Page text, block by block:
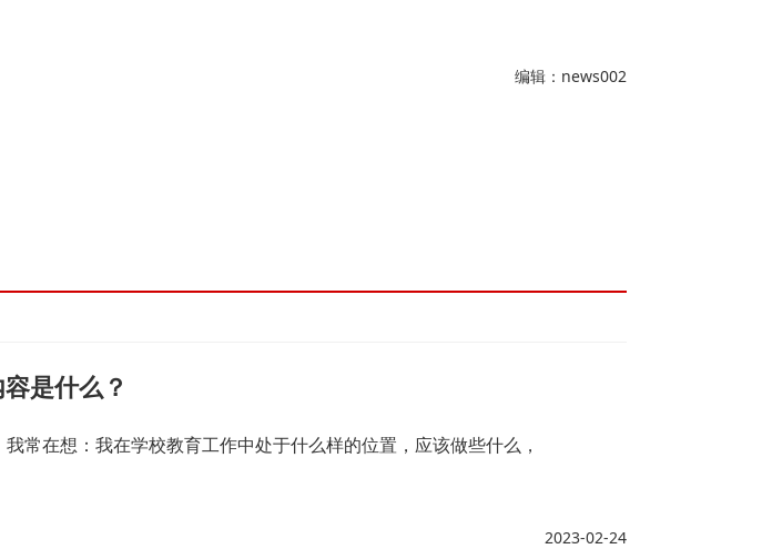
编辑：news002
是什么？
常在想：我在学校教育工作中处于什么样的位置，应该做些什么，
2023-02-24